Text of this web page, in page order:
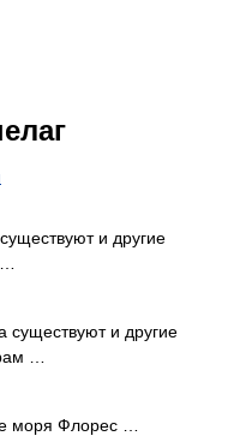
и другие
существуют и другие
…
моря Флорес …